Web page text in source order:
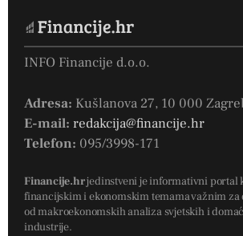
INFO Financije d.o.o.
Adresa: Kušlanova 27, 10 000
E-mail: redakcija@financije.hr
Telefon: 095/3998-171
Financije.hrjedinstveni je informativni portal
financijskim i ekonomskim temama važnim za
od makroekonomskih analiza svjetskih i
industrije.